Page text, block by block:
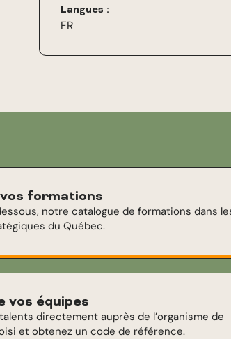
Langues :
FR
formations
notre catalogue de formations dans
du Québec.
vos équipes
directement auprès de l’organisme de
et obtenez un code de référence.